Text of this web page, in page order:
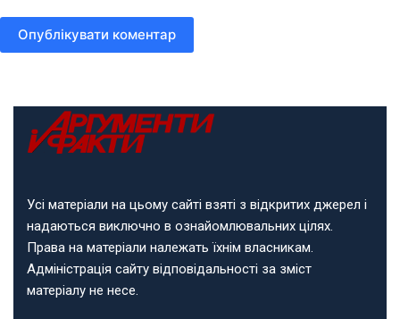
Опублікувати коментар
Усі матеріали на цьому сайті взяті з відкритих джерел і
надаються виключно в ознайомлювальних цілях.
Права на матеріали належать їхнім власникам.
Адміністрація сайту відповідальності за зміст
матеріалу не несе.